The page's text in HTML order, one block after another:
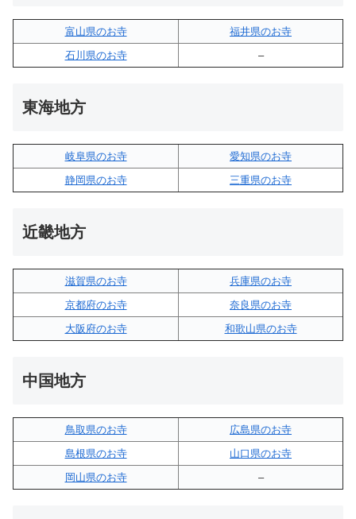
富山県のお寺
福井県のお寺
石川県のお寺
–
東海地方
岐阜県のお寺
愛知県のお寺
静岡県のお寺
三重県のお寺
近畿地方
滋賀県のお寺
兵庫県のお寺
京都府のお寺
奈良県のお寺
大阪府のお寺
和歌山県のお寺
中国地方
鳥取県のお寺
広島県のお寺
島根県のお寺
山口県のお寺
岡山県のお寺
–